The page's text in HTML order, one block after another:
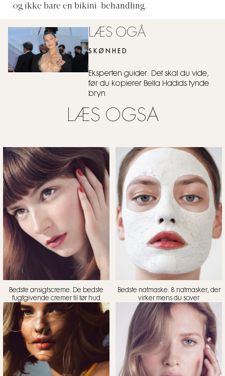
og ikke bare en bikini-behandling.
LÆS OGÅ
SKØNHED
Eksperten guider: Det skal du vide,
før du kopierer Bella Hadids tynde
bryn
LÆS OGSÅ
Bedste ansigtscreme: De bedste
fugtgivende cremer til tør hud
Bedste natmaske: 8 natmasker, der
virker mens du sover